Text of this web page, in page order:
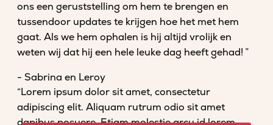
ons een geruststelling om hem te brengen en
tussendoor updates te krijgen hoe het met hem
gaat. Als we hem ophalen is hij altijd vrolijk en
weten wij dat hij een hele leuke dag heeft gehad! ”
- Sabrina en Leroy
“Lorem ipsum dolor sit amet, consectetur
adipiscing elit. Aliquam rutrum odio sit amet
dapibus posuere. Etiam molestie arcu id lorem